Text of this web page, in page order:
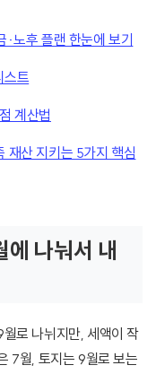
노후 플랜 한눈에 보기
스트
계산법
재산 지키는 5가지 핵심
나눠서 내
로 나뉘지만, 세액이 작
7월, 토지는 9월로 보는